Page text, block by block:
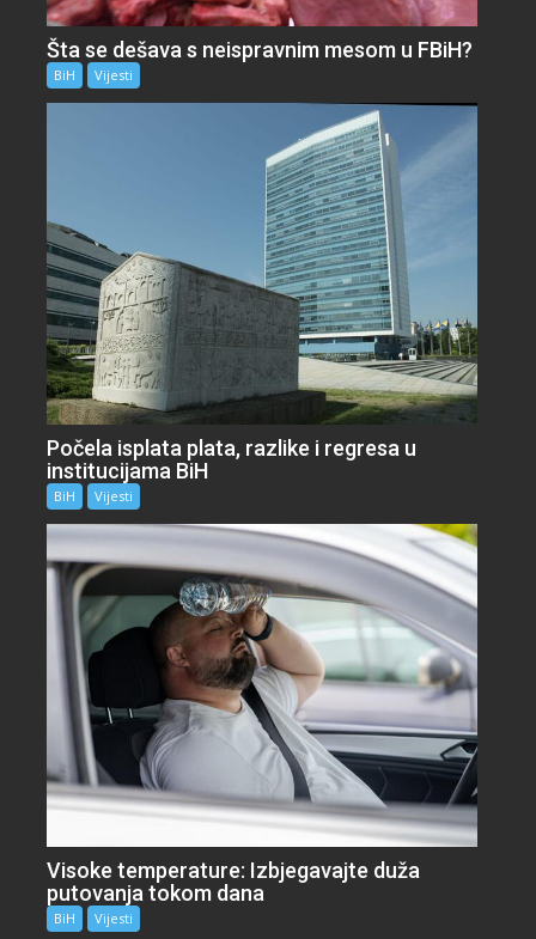
Šta se dešava s neispravnim mesom u FBiH?
BiH Vijesti
Počela isplata plata, razlike i regresa u
institucijama BiH
BiH Vijesti
Visoke temperature: Izbjegavajte duža
putovanja tokom dana
BiH Vijesti